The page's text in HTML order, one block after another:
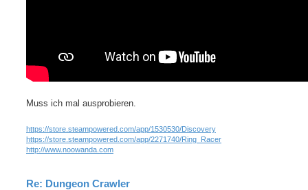
Muss ich mal ausprobieren.
https://store.steampowered.com/app/1530530/Discovery
https://store.steampowered.com/app/2271740/Ring_Racer
http://www.noowanda.com
Re: Dungeon Crawler